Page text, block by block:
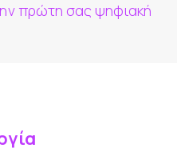
πρώτη σας ψηφιακή